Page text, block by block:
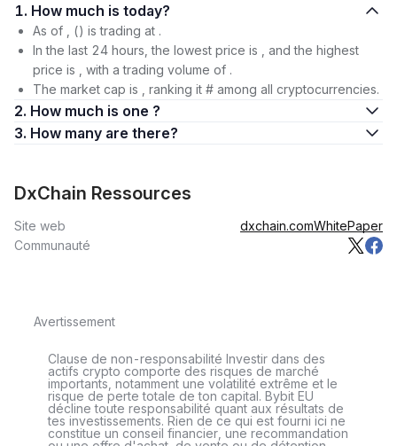
1. How much is today?
As of , () is trading at .
In the last 24 hours, the lowest price is , and the highest
price is , with a trading volume of .
The market cap is , ranking it # among all cryptocurrencies.
2. How much is one ?
3. How many are there?
DxChain Ressources
Site web dxchain.comWhitePaper
Communauté
Avertissement
Clause de non-responsabilité Investir dans des
actifs crypto comporte des risques de marché
importants, notamment une volatilité extrême et le
risque de perte totale de ton capital. Bybit EU
décline toute responsabilité quant aux résultats de
tes investissements. Rien de ce qui est fourni ici ne
constitue un conseil financier, une recommandation